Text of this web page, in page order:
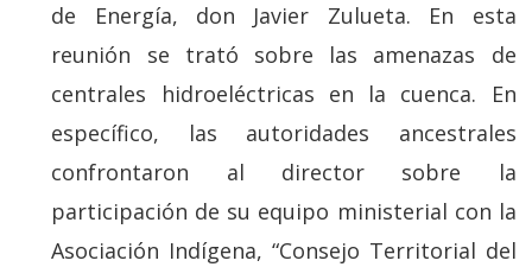
de Energía, don Javier Zulueta. En esta
reunión se trató sobre las amenazas de
centrales hidroeléctricas en la cuenca. En
específico, las autoridades ancestrales
confrontaron al director sobre la
participación de su equipo ministerial con la
Asociación Indígena, “Consejo Territorial del